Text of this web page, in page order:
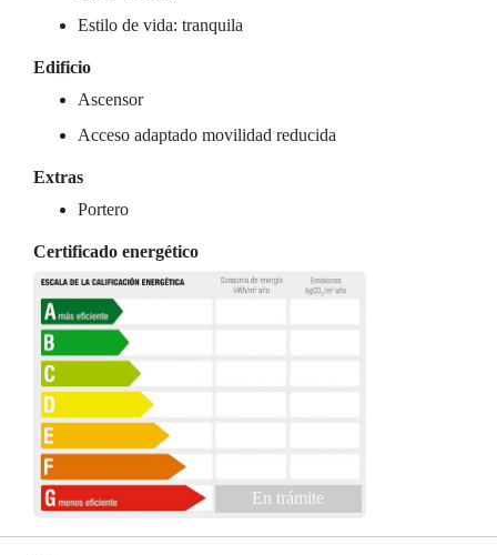
Estilo de vida: tranquila
Edificio
Ascensor
Acceso adaptado movilidad reducida
Extras
Portero
Certificado energético
En trámite